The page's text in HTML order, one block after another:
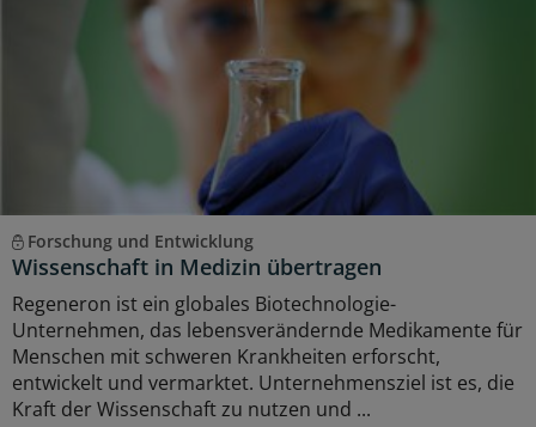
Forschung und Entwicklung
Wissenschaft in Medizin übertragen
Regeneron ist ein globales Biotechnologie-
Unternehmen, das lebensverändernde Medikamente für
Menschen mit schweren Krankheiten erforscht,
entwickelt und vermarktet. Unternehmensziel ist es, die
Kraft der Wissenschaft zu nutzen und ...